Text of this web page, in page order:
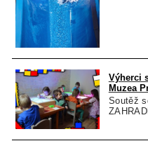
Výherci
Muzea
Soutěž